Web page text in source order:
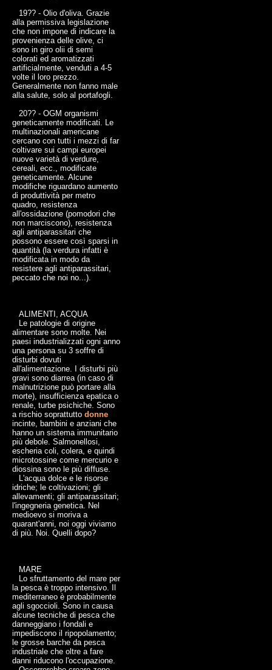
19?? - Olio d'oliva. Grazie
alla permissiva legislazione
che non impone di indicare la
provenienza delle olive, ci
sono in giro olii di semi
colorati ed aromatizzati
artificialmente, venduti a 4-5
volte il loro prezzo.
Generalmente non fanno male
alla salute, solo al portafogli.
20?? - OGM organismi
geneticamente modificati. Le
multinazionali americane
cercano con tutti i mezzi di far
coltivare sui campi europei
nuove varietà di verdure,
cereali, ecc., modificate
geneticamente. Alcune
modifiche riguardano aumento
di produttività per metro
quadro, resistenza
all'ossidazione (pomodori che
non marciscono), resistenza
agli antiparassitari che
possono essere così sparsi in
quantità (la verdura infatti è
modificata in modo da
resistere agli antiparassitari,
peccato che noi no...).
ALIMENTI, ACQUA
Le patologie di origine
alimentare sono molte. Nei
paesi industrializzati ogni anno
una persona su 3 soffre di
disturbi dovuti
all'alimentazione. I disturbi più
gravi sono diarrea (in caso di
malnutrizione può portare alla
morte), insufficienza epatica o
renale, turbe psichiche. Sono
a rischio soprattutto donne
incinte, bambini e anziani che
hanno un sistema immunitario
più debole. Salmonellosi,
escheria coli, colera, e quindi
microtossine come mercurio e
diossina sono le più diffuse.
L'acqua dolce e le risorse
idriche; le coltivazioni; gli
allevamenti; gli antiparassitari;
l'ingegneria genetica. Nel
medioevo si moriva a
quarant'anni, noi oggi viviamo
di più. Noi. Quelli dopo?
MARE
Lo sfruttamento del mare per
la pesca è troppo intensivo. Il
mediterraneo è probabilmente
agli sgoccioli. Sono in causa
alcune tecniche di pesca che
danneggiano i fondali e
impediscono il ripopolamento;
le grosse barche da pesca
industriale che oltre a fare
danni riducono l'occupazione.